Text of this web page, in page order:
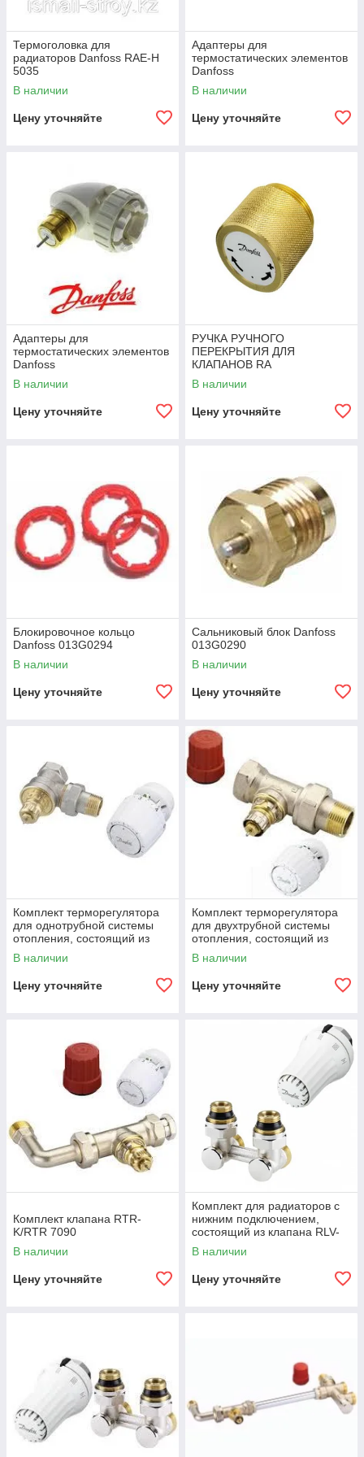
Термоголовка для
радиаторов Danfoss RAE-H
5035
В наличии
Цену уточняйте
Адаптеры для
термостатических элементов
Danfoss
В наличии
Цену уточняйте
Адаптеры для
термостатических элементов
Danfoss
В наличии
Цену уточняйте
РУЧКА РУЧНОГО
ПЕРЕКРЫТИЯ ДЛЯ
КЛАПАНОВ RA
В наличии
Цену уточняйте
Блокировочное кольцо
Danfoss 013G0294
В наличии
Цену уточняйте
Сальниковый блок Danfoss
013G0290
В наличии
Цену уточняйте
Комплект терморегулятора
для однотрубной системы
отопления, состоящий из
клапана RTR-G и термостата
RTR7090
В наличии
Цену уточняйте
Комплект терморегулятора
для двухтрубной системы
отопления, состоящий из
клапана RTR-N и термостата
RTR7090
В наличии
Цену уточняйте
Комплект клапана RTR-
K/RTR 7090
В наличии
Цену уточняйте
Комплект для радиаторов с
нижним подключением,
состоящий из клапана RLV-
KS и термостата RTR7090,
В наличии
Цену уточняйте